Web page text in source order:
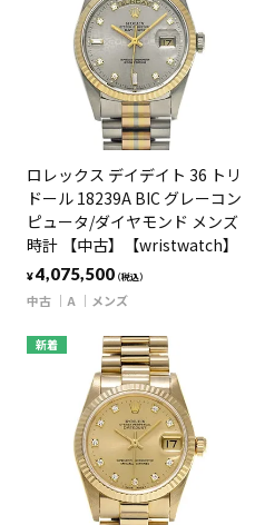
ロレックス デイデイト 36 トリ
ドール 18239A BIC グレーコン
ピュータ/ダイヤモンド メンズ
時計 【中古】【wristwatch】
¥4,075,500（税込）
中古 A メンズ
新着